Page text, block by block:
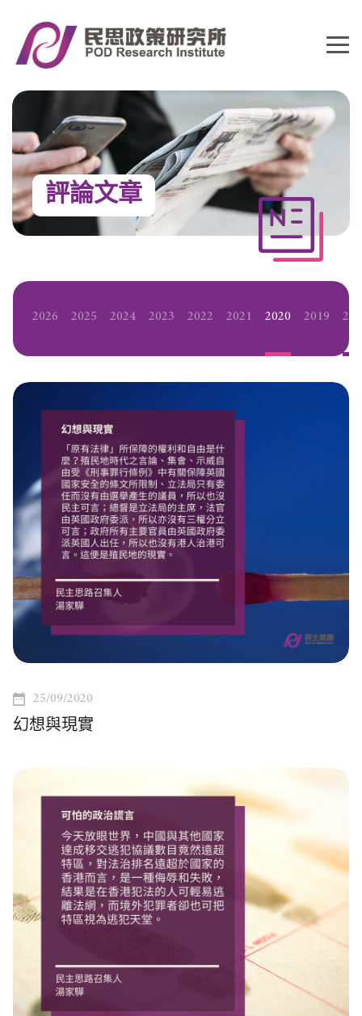
評論文章
2026 2025 2024 2023 2022 2021 2020 2019
25/09/2020
幻想與現實